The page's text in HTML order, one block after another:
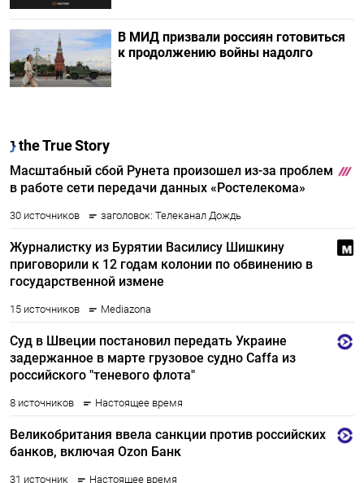
В МИД призвали россиян готовиться
к продолжению войны надолго